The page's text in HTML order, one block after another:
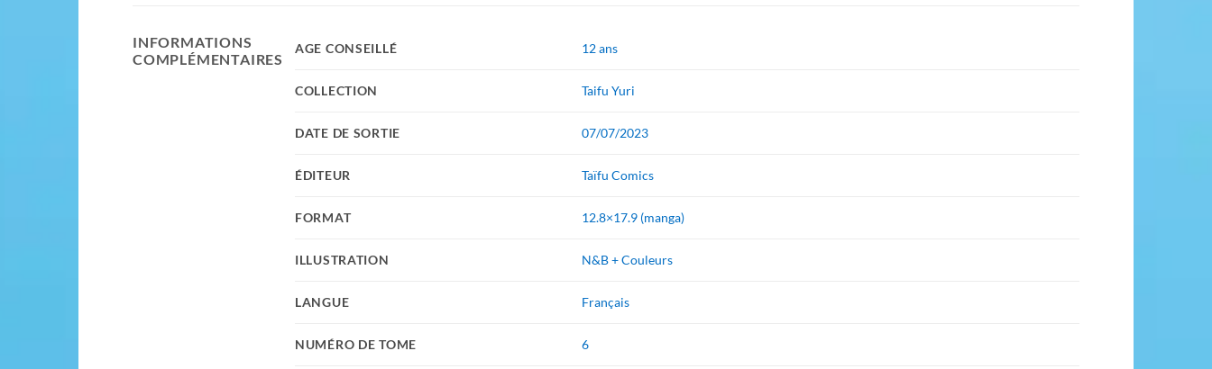
INFORMATIONS
COMPLÉMENTAIRES
AGE CONSEILLÉ 12 ans
COLLECTION Taifu Yuri
DATE DE SORTIE 07/07/2023
ÉDITEUR Taïfu Comics
FORMAT 12.8×17.9 (manga)
ILLUSTRATION N&B + Couleurs
LANGUE Français
NUMÉRO DE TOME 6